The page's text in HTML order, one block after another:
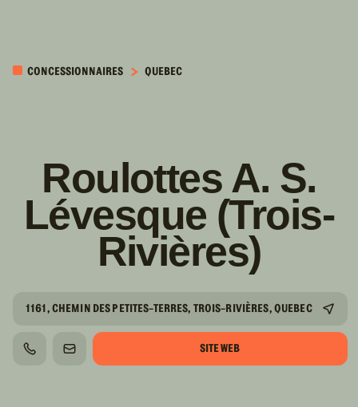
CONTENUCONCESSIONNAIRES QUEBEC
Roulottes A. S.
Lévesque (Trois-
Rivières)
1161, CHEMIN DES PETITES-TERRES, TROIS-RIVIÈRES, QUEBEC
TÉLÉPHONECOURRIEL SITE WEB